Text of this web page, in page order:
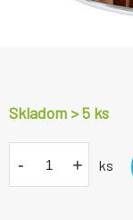
Skladom > 5 ks
- + ks